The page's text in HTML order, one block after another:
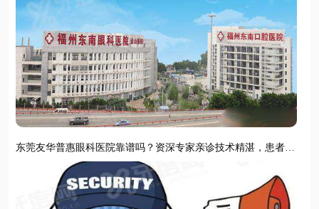
东莞友华普惠眼科医院靠谱吗？资深专家亲诊技术精湛，患者口
碑认证实力靠谱；